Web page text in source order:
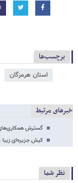
برچسب‌ها
استان هرمزگان
خبرهای مرتبط
گسترش
کیش جزیره‌ای زیبا
نظر شما